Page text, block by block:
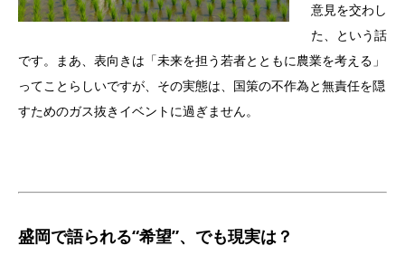
意見を交わし
た、という話
です。まあ、表向きは「未来を担う若者とともに農業を考える」
ってことらしいですが、その実態は、国策の不作為と無責任を隠
すためのガス抜きイベントに過ぎません。
盛岡で語られる“希望”、でも現実は？